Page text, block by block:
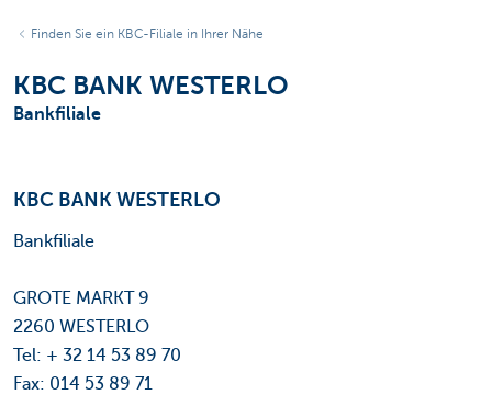
Finden Sie ein KBC-Filiale in Ihrer Nähe
KBC BANK WESTERLO
Bankfiliale
KBC BANK WESTERLO
Bankfiliale
GROTE MARKT 9
2260 WESTERLO
Tel: + 32 14 53 89 70
Fax: 014 53 89 71